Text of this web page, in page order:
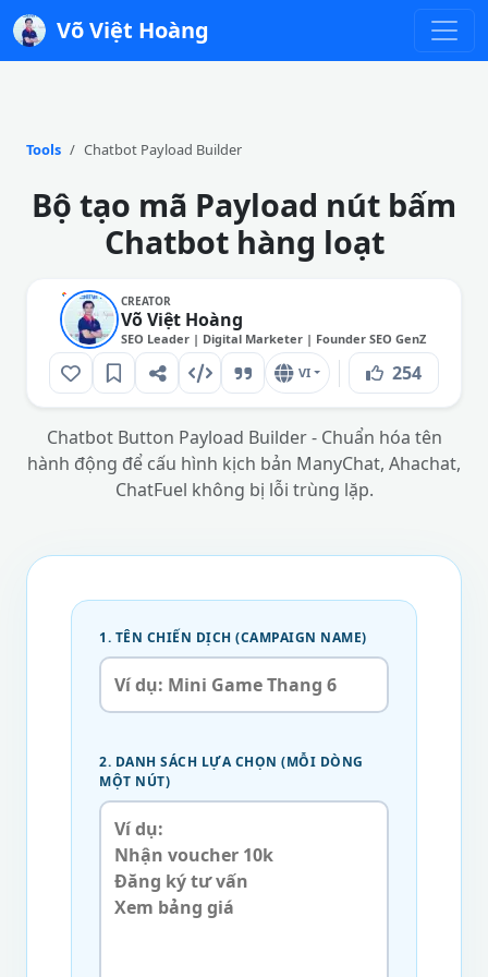
Võ Việt Hoàng
Tools Chatbot Payload Builder
Bộ tạo mã Payload nút bấm
Chatbot hàng loạt
CREATOR
Võ Việt Hoàng
SEO Leader | Digital Marketer | Founder SEO GenZ
VI 254
Chatbot Button Payload Builder - Chuẩn hóa tên
hành động để cấu hình kịch bản ManyChat, Ahachat,
ChatFuel không bị lỗi trùng lặp.
1. TÊN CHIẾN DỊCH (CAMPAIGN NAME)
2. DANH SÁCH LỰA CHỌN (MỖI DÒNG
MỘT NÚT)